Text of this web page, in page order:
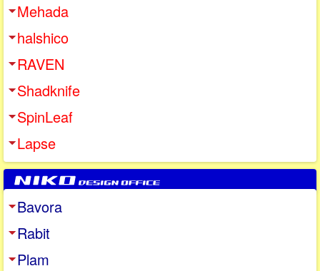
Mehada
halshico
RAVEN
Shadknife
SpinLeaf
Lapse
Bavora
Rabit
Plam